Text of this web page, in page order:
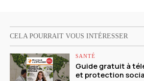
CELA POURRAIT VOUS INTÉRESSER
SANTÉ
Guide gratuit à
et protection